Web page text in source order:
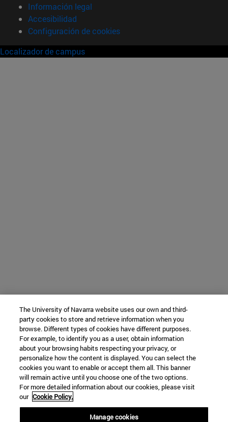
Información legal
Accesibilidad
Configuración de cookies
Localizador de campus
The University of Navarra website uses our own and third-
party cookies to store and retrieve information when you
browse. Different types of cookies have different purposes.
For example, to identify you as a user, obtain information
about your browsing habits respecting your privacy, or
personalize how the content is displayed. You can select the
cookies you want to enable or accept them all. This banner
will remain active until you choose one of the two options.
For more detailed information about our cookies, please visit
our Cookie Policy.
Manage cookies